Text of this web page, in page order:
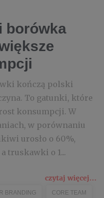
borówka
kończą polski
To gatunki, które
konsumpcji. W
w porównaniu
urosło o 60%,
truskawki o 1...
czytaj więcej...
BRANDING CORE TEAM